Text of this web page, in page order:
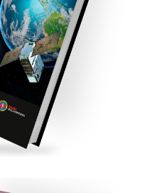
e Innovación en el